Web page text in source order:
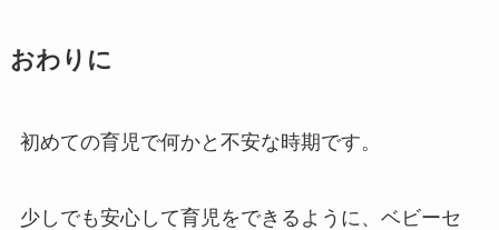
おわりに
初めての育児で何かと不安な時期です。
少しでも安心して育児をできるように、ベビーセ